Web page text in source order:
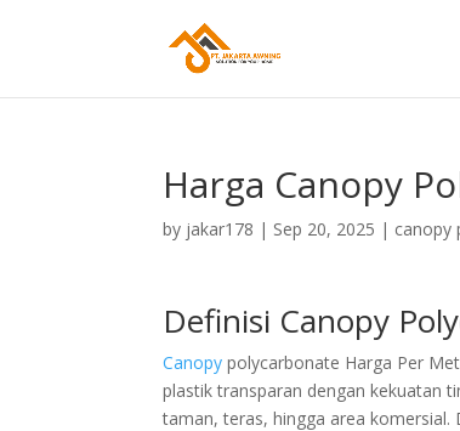
Harga Canopy
by jakar178 | Sep 20, 2025 | canopy
Definisi Canopy
Canopy polycarbonate Harga Per
plastik transparan dengan kekuatan
taman, teras, hingga area